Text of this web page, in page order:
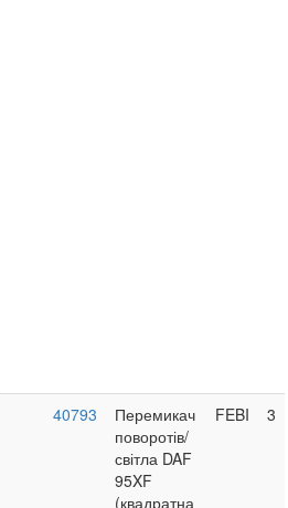
40793
Перемикач
поворотів/
світла DAF
95XF
(квадратна
FEBI 3